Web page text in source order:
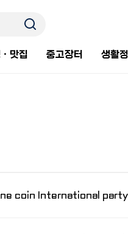
맛집 중고장터 생활
coin International